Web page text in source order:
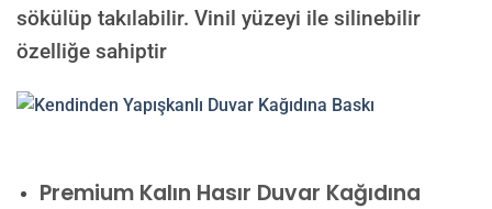
sökülüp takılabilir. Vinil yüzeyi ile silinebilir
özelliğe sahiptir
Premium Kalın Hasır Duvar Kağıdına